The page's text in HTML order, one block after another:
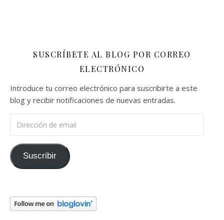
SUSCRÍBETE AL BLOG POR CORREO
ELECTRÓNICO
Introduce tu correo electrónico para suscribirte a este
blog y recibir notificaciones de nuevas entradas.
Suscribir